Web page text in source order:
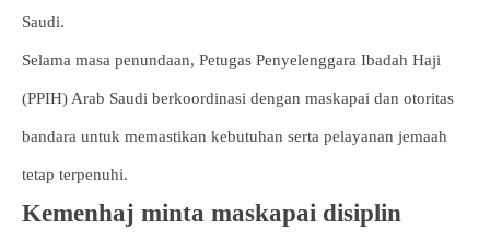
Saudi.
Selama masa penundaan, Petugas Penyelenggara Ibadah Haji
(PPIH) Arab Saudi berkoordinasi dengan maskapai dan otoritas
bandara untuk memastikan kebutuhan serta pelayanan jemaah
tetap terpenuhi.
Kemenhaj minta maskapai disiplin